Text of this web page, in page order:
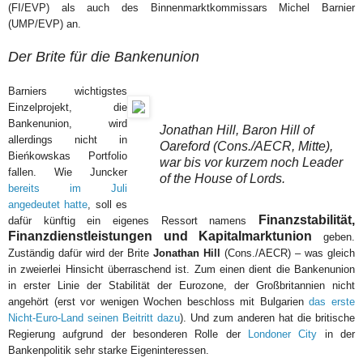
(FI/EVP) als auch des Binnenmarktkommissars Michel Barnier
(UMP/EVP) an.
Der Brite für die Bankenunion
Jonathan Hill, Baron Hill of
Oareford (Cons./AECR, Mitte),
war bis vor kurzem noch Leader
of the House of Lords.
Barniers wichtigstes
Einzelprojekt, die
Bankenunion, wird
allerdings nicht in
Bieńkowskas Portfolio
fallen. Wie Juncker
bereits im Juli
angedeutet hatte , soll es
dafür künftig ein eigenes Ressort namens
Finanzstabilität,
Finanzdienstleistungen und Kapitalmarktunion geben.
Zuständig dafür wird der Brite Jonathan Hill (Cons./AECR) – was gleich
in zweierlei Hinsicht überraschend ist. Zum einen dient die Bankenunion
in erster Linie der Stabilität der Eurozone, der Großbritannien nicht
angehört (erst vor wenigen Wochen beschloss mit Bulgariendas erste
Nicht-Euro-Land seinen Beitritt dazu). Und zum anderen hat die britische
Regierung aufgrund der besonderen Rolle der
Londoner City in der
Bankenpolitik sehr starke Eigeninteressen.